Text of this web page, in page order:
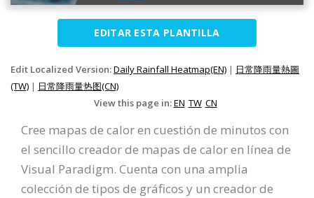
EDITAR ESTA PLANTILLA
Edit Localized Version:Daily Rainfall Heatmap(EN) | 日常降雨量熱圖
(TW) | 日常降雨量热图(CN)
View this page in:EN TW CN
Cree mapas de calor en cuestión de minutos con
el sencillo creador de mapas de calor en línea de
Visual Paradigm. Cuenta con una amplia
colección de tipos de gráficos y un creador de